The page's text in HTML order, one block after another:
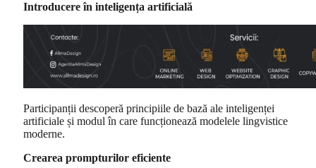
Introducere în inteligența artificială
Participanții descoperă principiile de bază ale inteligenței
artificiale și modul în care funcționează modelele lingvistice
moderne.
Crearea prompturilor eficiente